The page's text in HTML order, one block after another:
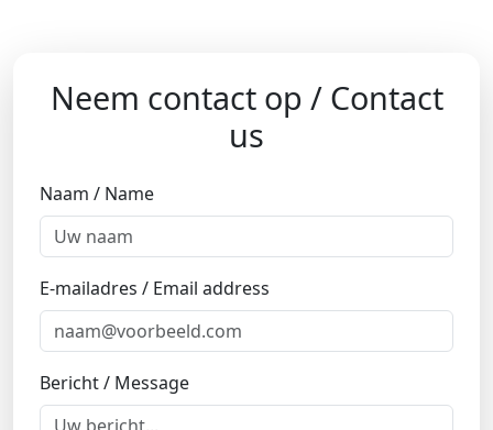
Neem contact op / Contact
us
Naam / Name
E-mailadres / Email address
Bericht / Message